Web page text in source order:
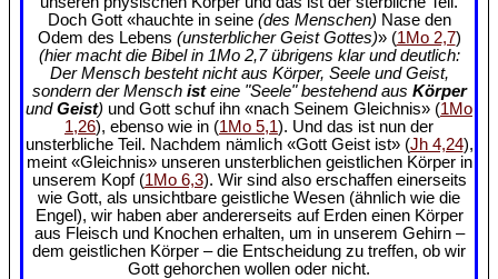
Doch Gott «hauchte in seine (des Menschen) Nase den
Odem des Lebens (unsterblicher Geist Gottes)» (1Mo 2,7)
(hier macht die Bibel in 1Mo 2,7 übrigens klar und deutlich:
Der Mensch besteht nicht aus Körper, Seele und Geist,
sondern der Mensch isteine "Seele" bestehend aus Körper
undGeist) und Gott schuf ihn «nach Seinem Gleichnis» (1Mo
1,26), ebenso wie in (1Mo 5,1). Und das ist nun der
unsterbliche Teil. Nachdem nämlich «Gott Geist ist» (Jh 4,24),
meint «Gleichnis» unseren unsterblichen geistlichen Körper in
unserem Kopf (1Mo 6,3). Wir sind also erschaffen einerseits
wie Gott, als unsichtbare geistliche Wesen (ähnlich wie die
Engel), wir haben aber andererseits auf Erden einen Körper
aus Fleisch und Knochen erhalten, um in unserem Gehirn –
dem geistlichen Körper – die Entscheidung zu treffen, ob wir
Gott gehorchen wollen oder nicht.